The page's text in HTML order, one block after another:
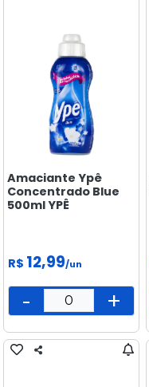
Amaciante Ypê
Concentrado Blue
500ml YPÊ
R$ 12,99/un
- +